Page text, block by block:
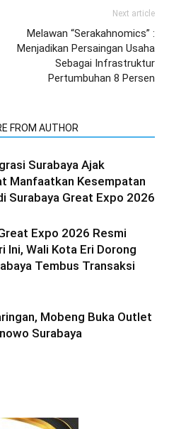
Next article
Melawan “Serakahnomics” :
Menjadikan Persaingan Usaha
Sebagai Infrastruktur
Pertumbuhan 8 Persen
FROM AUTHOR
Surabaya Ajak
Manfaatkan Kesempatan
Surabaya Great Expo 2026
Expo 2026 Resmi
Ini, Wali Kota Eri Dorong
Tembus Transaksi
Mobeng Buka Outlet
Surabaya